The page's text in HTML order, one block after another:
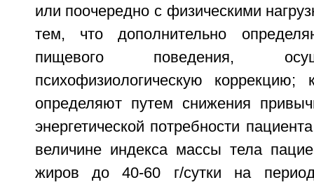
или поочередно с физическими
тем, что дополнительно
пищевого поведения,
психофизиологическую коррекцию;
определяют путем снижения
энергетической потребности
величине индекса массы тела
жиров до 40-60 г/сутки на